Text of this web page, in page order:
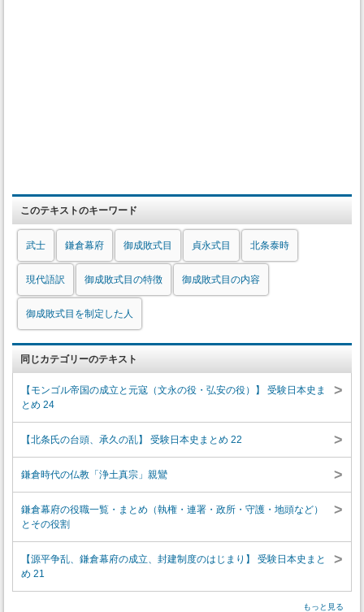
このテキストのキーワード
武士 鎌倉幕府 御成敗式目 貞永式目 北条泰時
現代語訳 御成敗式目の特徴 御成敗式目の内容
御成敗式目を制定した人
同じカテゴリーのテキスト
【モンゴル帝国の成立と元寇（文永の役・弘安の役）】 受験日本史ま
とめ 24
>
【北条氏の台頭、承久の乱】 受験日本史まとめ 22 >
鎌倉時代の仏教「浄土真宗」親鸞 >
鎌倉幕府の役職一覧・まとめ（執権・連署・政所・守護・地頭など）
とその役割
>
【源平争乱、鎌倉幕府の成立、封建制度のはじまり】 受験日本史まと
め 21
>
もっと見る